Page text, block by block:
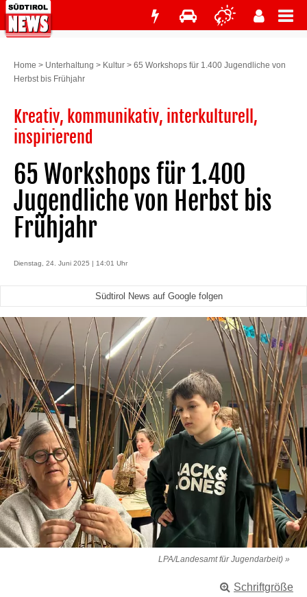
Home > Unterhaltung > Kultur > 65 Workshops für 1.400 Jugendliche von
Herbst bis Frühjahr
Kreativ, kommunikativ, interkulturell,
inspirierend
65 Workshops für 1.400
Jugendliche von Herbst bis
Frühjahr
Dienstag, 24. Juni 2025 | 14:01 Uhr
Südtirol News auf Google folgen
LPA/Landesamt für Jugendarbeit) »
Schriftgröße